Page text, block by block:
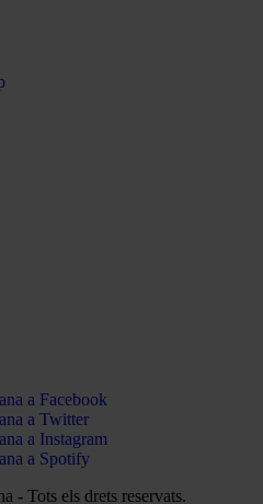
a Facebook
a Twitter
a Instagram
a Spotify
- Tots els drets reservats.